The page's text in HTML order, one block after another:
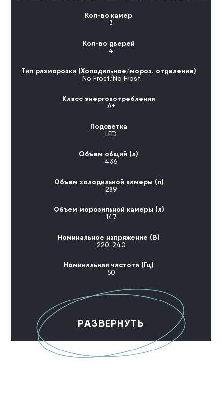
Кол-во камер
3
Кол-во дверей
4
Тип разморозки (Холодильное/мороз. отделение)
No Frost/No Frost
Класс энергопотребления
A+
Подсветка
LED
Объем общий (л)
436
Объем холодильной камеры (л)
289
Объем морозильной камеры (л)
147
Номинальное напряжение (В)
220-240
Номинальная частота (Гц)
50
РАЗВЕРНУТЬ